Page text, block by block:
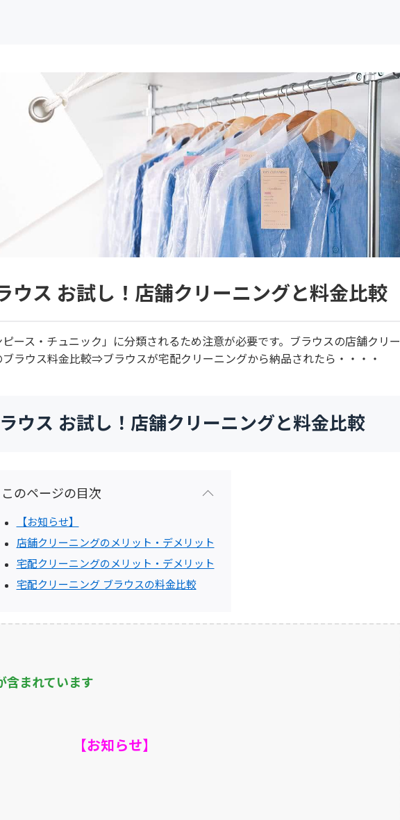
ウス お試し！店舗クリーニングと料金比較
ース・チュニック」に分類されるため注意が必要です。ブラウスの店舗クリー
ラウス料金比較⇒ブラウスが宅配クリーニングから納品されたら・・・・
ウス お試し！店舗クリーニングと料金比較
このページの目次
【お知らせ】
店舗クリーニングのメリット・デメリット
宅配クリーニングのメリット・デメリット
宅配クリーニング ブラウスの料金比較
含まれています
【お知らせ】